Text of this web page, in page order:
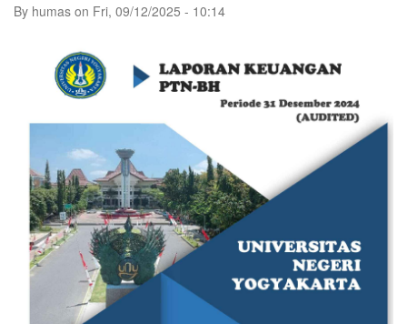
By humas on Fri, 09/12/2025 - 10:14